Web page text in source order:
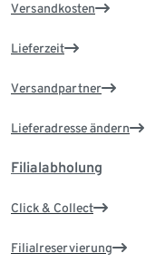
Versandkosten
Lieferzeit
Versandpartner
Lieferadresse ändern
Filialabholung
Click & Collect
Filialreservierung